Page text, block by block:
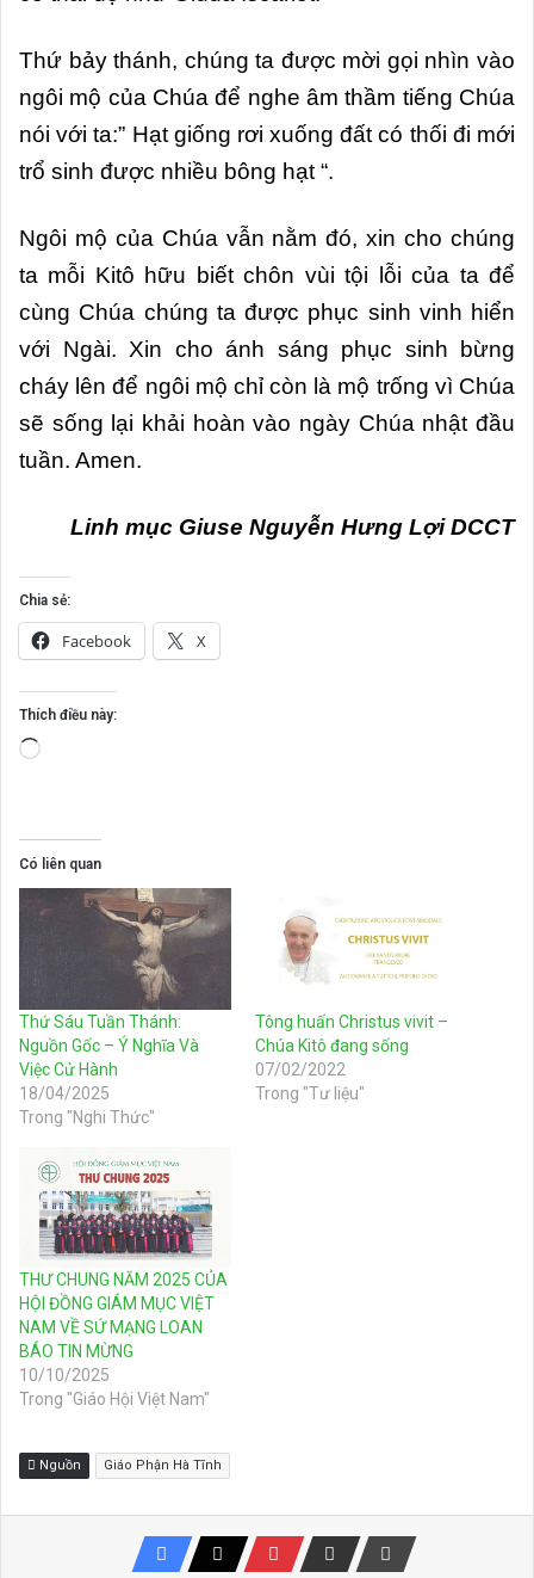
Thứ bảy thánh, chúng ta được mời gọi nhìn vào
ngôi mộ của Chúa để nghe âm thầm tiếng Chúa
nói với ta:” Hạt giống rơi xuống đất có thối đi mới
trổ sinh được nhiều bông hạt “.
Ngôi mộ của Chúa vẫn nằm đó, xin cho chúng
ta mỗi Kitô hữu biết chôn vùi tội lỗi của ta để
cùng Chúa chúng ta được phục sinh vinh hiển
với Ngài. Xin cho ánh sáng phục sinh bừng
cháy lên để ngôi mộ chỉ còn là mộ trống vì Chúa
sẽ sống lại khải hoàn vào ngày Chúa nhật đầu
tuần. Amen.
Linh mục Giuse Nguyễn Hưng Lợi DCCT
Chia sẻ:
Facebook X
Thích điều này:
Đang
Có liên quan
Thứ Sáu Tuần Thánh:
Nguồn Gốc – Ý Nghĩa Và
Việc Cử Hành
18/04/2025
Trong "Nghi Thức"
Tông huấn Christus vivit –
Chúa Kitô đang sống
07/02/2022
Trong "Tư liệu"
THƯ CHUNG NĂM 2025 CỦA
HỘI ĐỒNG GIÁM MỤC VIỆT
NAM VỀ SỨ MẠNG LOAN
BÁO TIN MỪNG
10/10/2025
Trong "Giáo Hội Việt Nam"
Nguồn Giáo Phận Hà Tĩnh